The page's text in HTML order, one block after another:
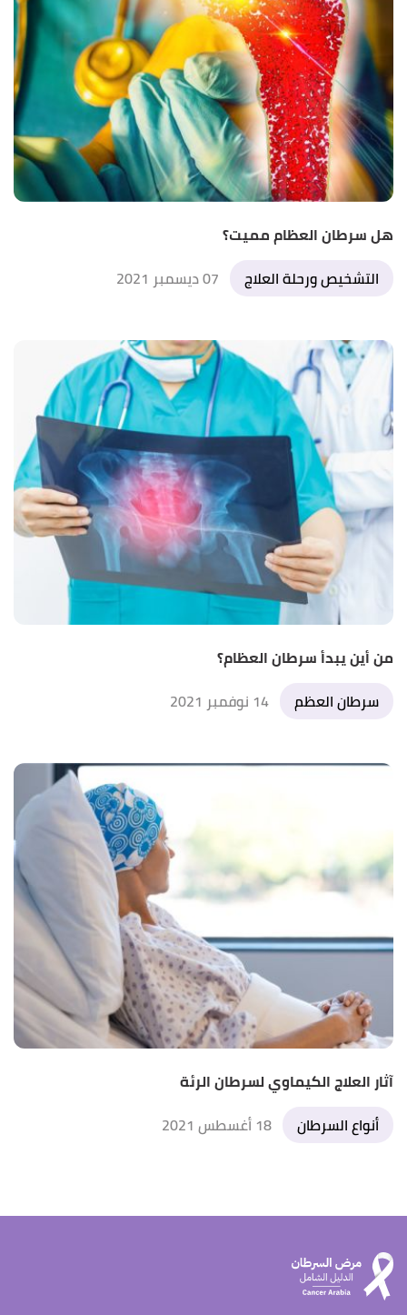
هل سرطان العظام مميت؟
التشخيص ورحلة العلاج
07 ديسمبر 2021
من أين يبدأ سرطان العظام؟
سرطان العظم
14 نوفمبر 2021
آثار العلاج الكيماوي لسرطان الرئة
أنواع السرطان
18 أغسطس 2021